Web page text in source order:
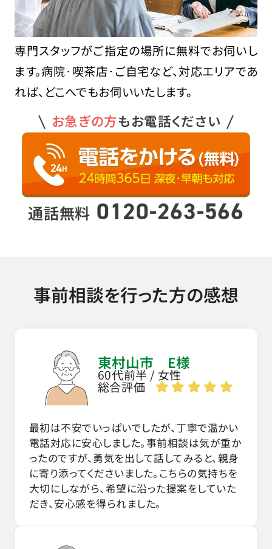
専門スタッフがご指定の場所に無料でお伺いし
ます。病院･喫茶店･ご自宅など、対応エリアであ
れば、どこへでもお伺いいたします。
お急ぎの方もお電話ください
通話無料 0120-263-566
事前相談を行った方の感想
東村山市 E様
60代前半 / 女性
総合評価
最初は不安でいっぱいでしたが、丁寧で温かい
電話対応に安心しました。事前相談は気が重か
ったのですが、勇気を出して話してみると、親身
に寄り添ってくださいました。こちらの気持ちを
大切にしながら、希望に沿った提案をしていた
だき、安心感を得られました。